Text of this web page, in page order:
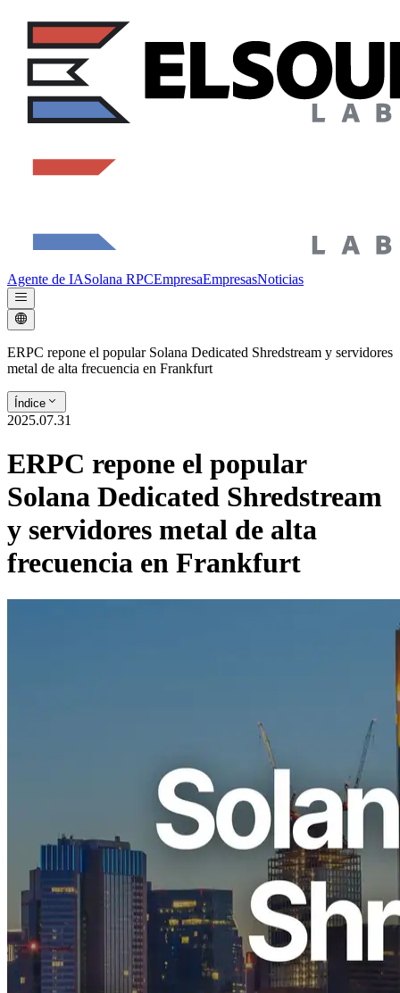
Agente de IASolana RPCEmpresaEmpresasNoticias
ERPC repone el popular Solana Dedicated Shredstream y servidores
metal de alta frecuencia en Frankfurt
Índice
2025.07.31
ERPC repone el popular
Solana Dedicated Shredstream
y servidores metal de alta
frecuencia en Frankfurt
ELSOUL LABO B.V. (sede: Ámsterdam, Países Bajos; CEO:
Fumitake Kawasaki) y Validators DAO se complacen en anunciar
una reposición a gran escala en la región de Frankfurt del muy
solicitado Solana Dedicated Shredstream "Metal Ryzen", junto con
servidores metal con las velocidades de reloj CPU más altas
actualmente disponibles.
La esperada reposición de Solana
Dedicated Shredstream Metal Ryzen